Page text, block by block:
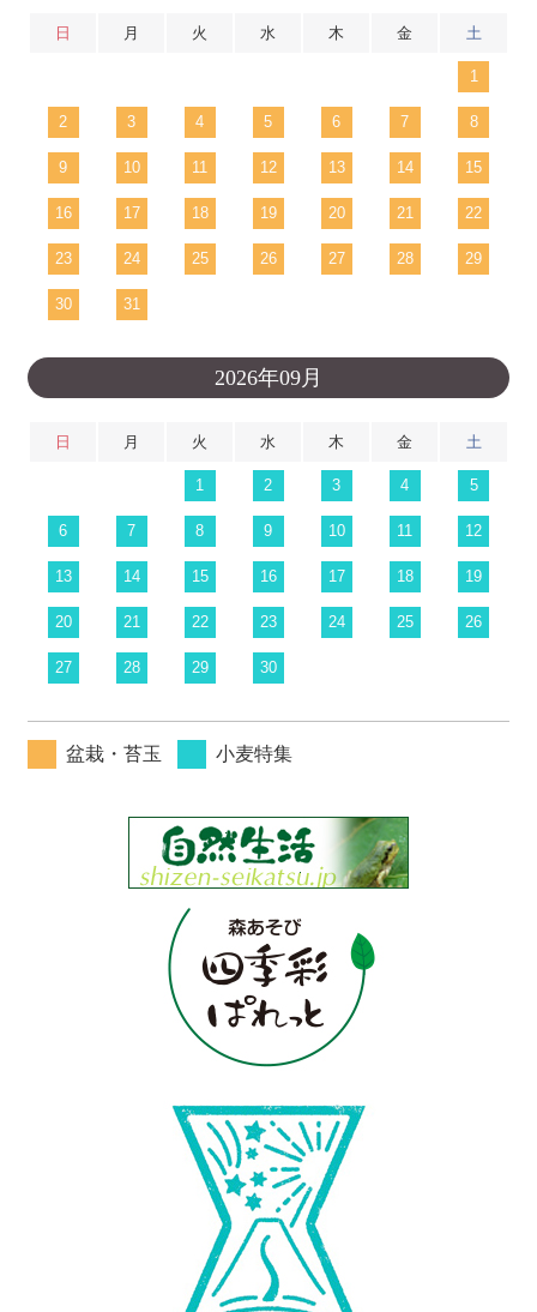
日 月 火 水 木 金 土
1
2 3 4 5 6 7 8
9 10 11 12 13 14 15
16 17 18 19 20 21 22
23 24 25 26 27 28 29
30 31
2026年09月
日 月 火 水 木 金 土
1 2 3 4 5
6 7 8 9 10 11 12
13 14 15 16 17 18 19
20 21 22 23 24 25 26
27 28 29 30
盆栽・苔玉 小麦特集